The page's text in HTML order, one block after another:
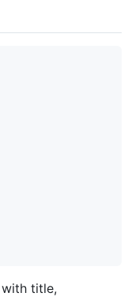
with title,